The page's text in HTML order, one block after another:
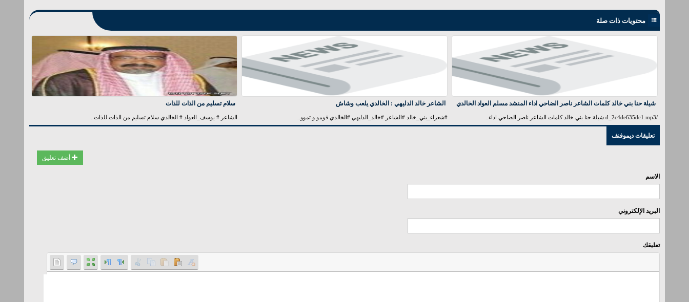
محتويات ذات صلة
شيلة حنا بني خالد كلمات الشاعر ناصر الضاحي اداء المنشد مسلم العواد الخالدي
/d_2c4de635dc1.mp3 شيلة حنا بني خالد كلمات الشاعر ناصر الضاحي اداء..
الشاعر خالد الدليهي : الخالدي يلعب وشاش
#شعراء_بني_خالد #الشاعر #خالد_الدليهي #الخالدي قومو و تموو..
سلام تسليم من الذات للذات
الشاعر # يوسف_العواد # الخالدي سلام تسليم من الذات للذات..
تعليقات ديموفنف
أضف تعليق
الاسم
البريد الإلكتروني
تعليقك